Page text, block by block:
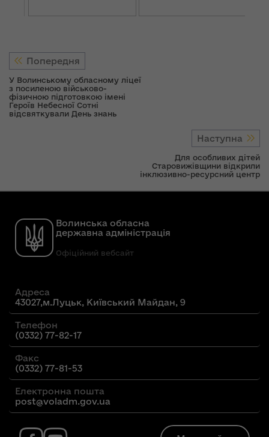
Попередня
У Волинському обласному ліцеї
з посиленою військово-
фізичною підготовкою імені
Героїв Небесної Сотні
відсвяткували День знань
Наступна
Для особливих дітей
Старовижівщини відкрили
інклюзивно-ресурсний центр
Волинська обласна
державна адміністрація
Офіційний вебсайт
Адреса
43027,м.Луцьк, Київський Майдан, 9
Телефон
(0332) 77-82-17
Факс
(0332) 77-81-53
Електронна пошта
post@voladm.gov.ua